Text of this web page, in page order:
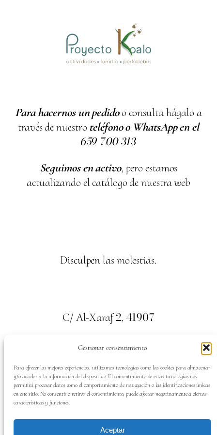
Gestionar consentimiento
Para ofrecer las mejores experiencias, utilizamos tecnologías como las cookies para almacenar
y/o acceder a la información del dispositivo. El consentimiento de estas tecnologías nos
permitirá procesar datos como el comportamiento de navegación o las identificaciones únicas
en este sitio. No consentir o retirar el consentimiento, puede afectar negativamente a ciertas
características y funciones.
Aceptar
Para hacernos un pedidoo consulta hágalo a
través de nuestro teléfono o WhatsApp en el
659 700313
Seguimos en activo, pero estamos
actualizando el catálogo de nuestra web
Disculpen las molestias.
C/ Al-Xaraf2, 41907
Valencina de la Concepción. Sevilla
Tel:659700313
SÍGUENOS EN: